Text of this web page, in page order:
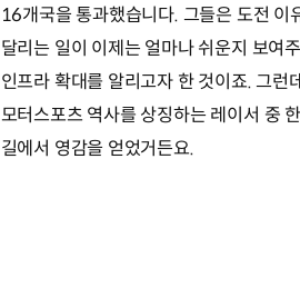
16개국을 통과했습니다. 그들은 도전 이
달리는 일이 이제는 얼마나 쉬운지 보여
인프라 확대를 알리고자 한 것이죠. 그런
모터스포츠 역사를 상징하는 레이서 중
길에서 영감을 얻었거든요.